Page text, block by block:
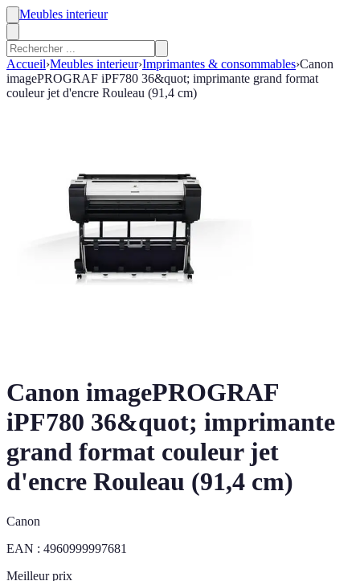
Meubles interieur
Accueil›Meubles interieur›Imprimantes & consommables›Canon
imagePROGRAF iPF780 36&quot; imprimante grand format
couleur jet d'encre Rouleau (91,4 cm)
Canon imagePROGRAF
iPF780 36&quot; imprimante
grand format couleur jet
d'encre Rouleau (91,4 cm)
Canon
EAN : 4960999997681
Meilleur prix